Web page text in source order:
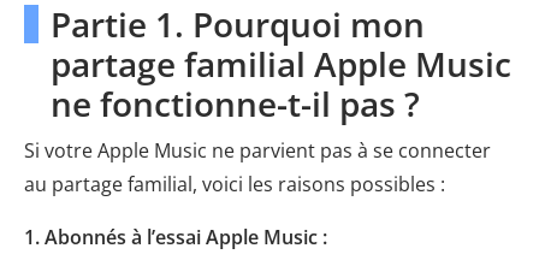
Partie 1. Pourquoi mon
partage familial Apple Music
ne fonctionne-t-il pas ?
Si votre Apple Music ne parvient pas à se connecter
au partage familial, voici les raisons possibles :
1. Abonnés à l’essai Apple Music :